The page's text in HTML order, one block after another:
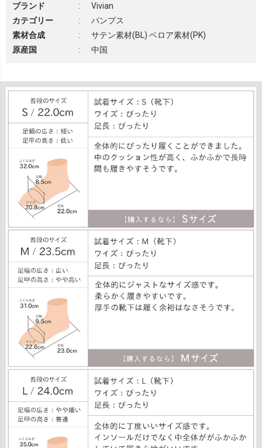
ブランド :
Vivian
カテゴリー
:
パンプス
素材合成
:
サテン素材(BL) ベロア素材(PK)
原産国
: 中国